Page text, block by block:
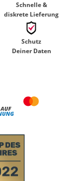
Schnelle &
diskrete Lieferung
Schutz
Deiner Daten